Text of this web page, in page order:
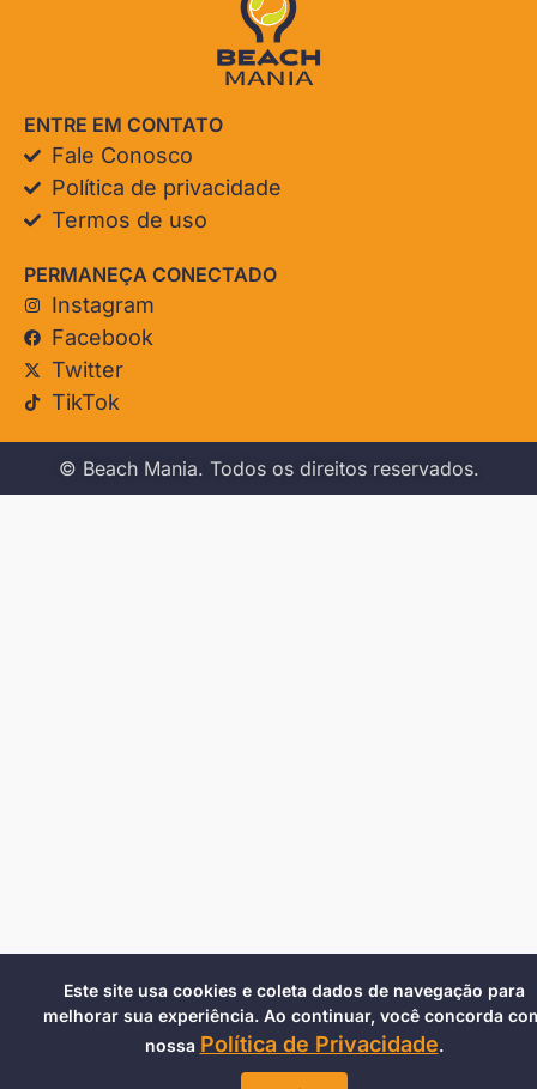
ENTRE EM CONTATO
Fale Conosco
Política de privacidade
Termos de uso
PERMANEÇA CONECTADO
Instagram
Facebook
Twitter
TikTok
© Beach Mania. Todos os direitos reservados.
Este site usa cookies e coleta dados de navegação para
melhorar sua experiência. Ao continuar, você concorda
nossa Política de Privacidade.